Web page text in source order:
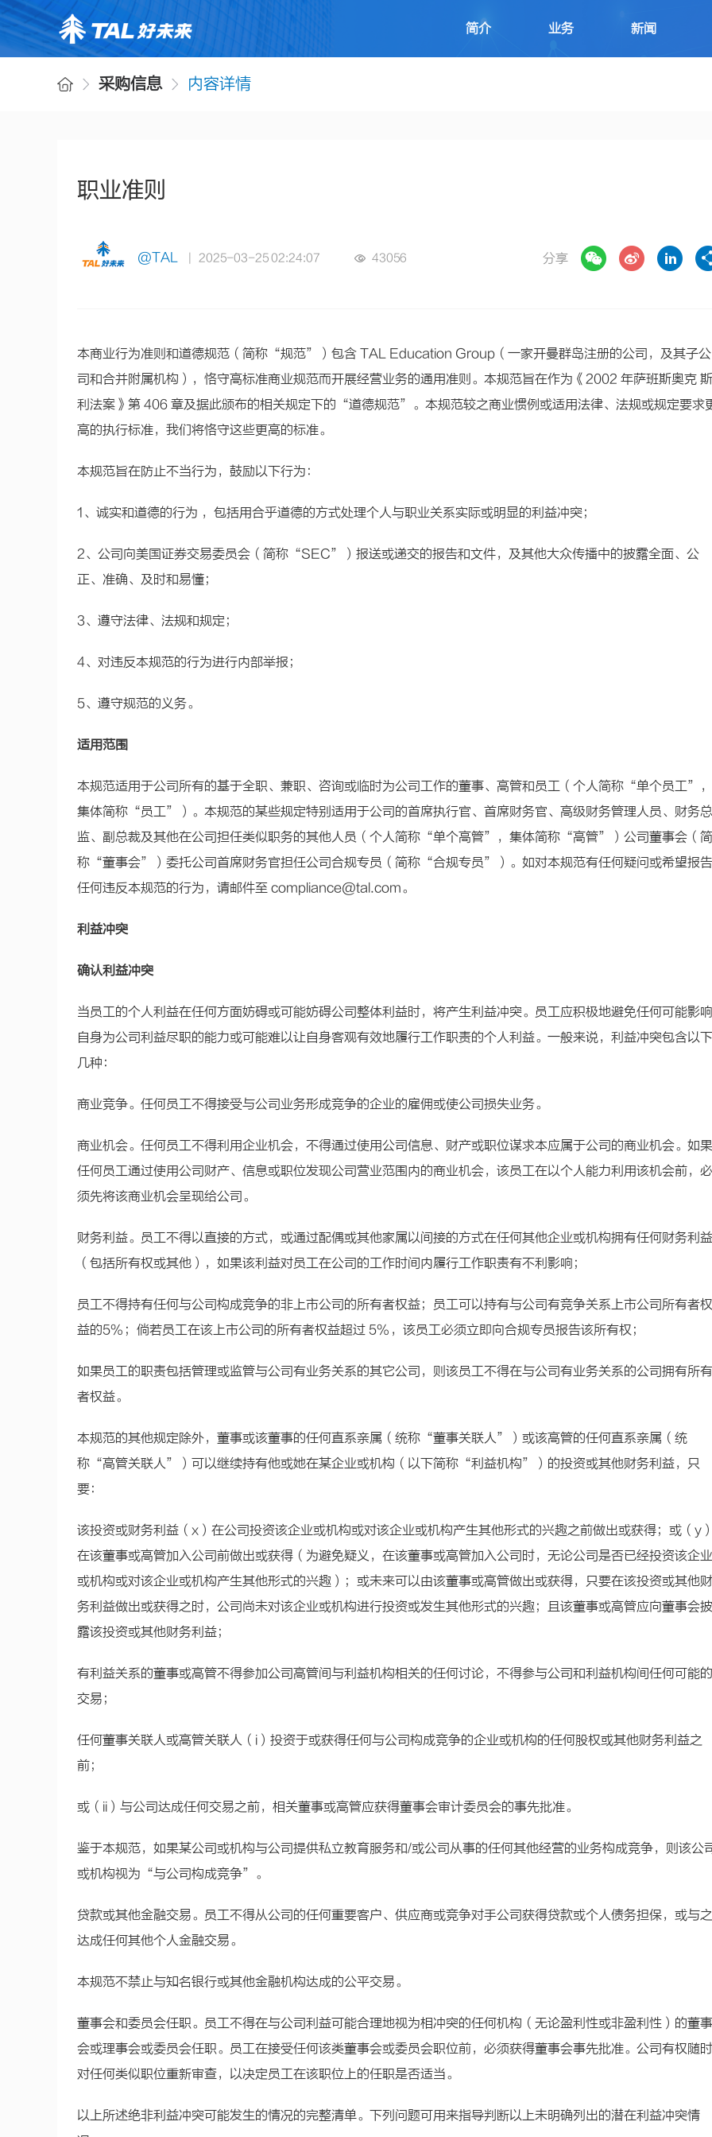
简介 业务 新闻
采购信息 内容详情
职业准则
@TAL | 2025-03-25 02:24:07 43056 分享
本商业行为准则和道德规范（简称“规范”）包含 TAL Education Group（一家开曼群岛注册的公司，及其子公
司和合并附属机构），恪守高标准商业规范而开展经营业务的通用准则。本规范旨在作为《2002 年萨班斯奥克 斯
利法案》第 406 章及据此颁布的相关规定下的“道德规范”。本规范较之商业惯例或适用法律、法规或规定要求
高的执行标准，我们将恪守这些更高的标准。
本规范旨在防止不当行为，鼓励以下行为：
1、诚实和道德的行为 ，包括用合乎道德的方式处理个人与职业关系实际或明显的利益冲突；
2、公司向美国证券交易委员会（简称“SEC”）报送或递交的报告和文件，及其他大众传播中的披露全面、公
正、准确、及时和易懂；
3、遵守法律、法规和规定；
4、对违反本规范的行为进行内部举报；
5、遵守规范的义务。
适用范围
本规范适用于公司所有的基于全职、兼职、咨询或临时为公司工作的董事、高管和员工（个人简称“单个员工”，
集体简称“员工”）。本规范的某些规定特别适用于公司的首席执行官、首席财务官、高级财务管理人员、财务总
监、副总裁及其他在公司担任类似职务的其他人员（个人简称“单个高管”，集体简称“高管”）公司董事会（简
称“董事会”）委托公司首席财务官担任公司合规专员（简称“合规专员”）。如对本规范有任何疑问或希望报告
任何违反本规范的行为，请邮件至 compliance@tal.com。
利益冲突
确认利益冲突
当员工的个人利益在任何方面妨碍或可能妨碍公司整体利益时，将产生利益冲突。员工应积极地避免任何可能影响
自身为公司利益尽职的能力或可能难以让自身客观有效地履行工作职责的个人利益。一般来说，利益冲突包含以下
几种：
商业竞争。任何员工不得接受与公司业务形成竞争的企业的雇佣或使公司损失业务。
商业机会。任何员工不得利用企业机会，不得通过使用公司信息、财产或职位谋求本应属于公司的商业机会。如果
任何员工通过使用公司财产、信息或职位发现公司营业范围内的商业机会，该员工在以个人能力利用该机会前，必
须先将该商业机会呈现给公司。
财务利益。员工不得以直接的方式，或通过配偶或其他家属以间接的方式在任何其他企业或机构拥有任何财务利益
（包括所有权或其他），如果该利益对员工在公司的工作时间内履行工作职责有不利影响；
员工不得持有任何与公司构成竞争的非上市公司的所有者权益；员工可以持有与公司有竞争关系上市公司所有者权
益的5%；倘若员工在该上市公司的所有者权益超过 5%，该员工必须立即向合规专员报告该所有权；
如果员工的职责包括管理或监管与公司有业务关系的其它公司，则该员工不得在与公司有业务关系的公司拥有所有
者权益。
本规范的其他规定除外，董事或该董事的任何直系亲属（统称“董事关联人”）或该高管的任何直系亲属（统
称“高管关联人”）可以继续持有他或她在某企业或机构（以下简称“利益机构”）的投资或其他财务利益，只
要：
该投资或财务利益（x）在公司投资该企业或机构或对该企业或机构产生其他形式的兴趣之前做出或获得；或（y）
在该董事或高管加入公司前做出或获得（为避免疑义，在该董事或高管加入公司时，无论公司是否已经投资该企业
或机构或对该企业或机构产生其他形式的兴趣）；或未来可以由该董事或高管做出或获得，只要在该投资或其他财
务利益做出或获得之时，公司尚未对该企业或机构进行投资或发生其他形式的兴趣；且该董事或高管应向董事会披
露该投资或其他财务利益；
有利益关系的董事或高管不得参加公司高管间与利益机构相关的任何讨论，不得参与公司和利益机构间任何可能的
交易；
任何董事关联人或高管关联人（i）投资于或获得任何与公司构成竞争的企业或机构的任何股权或其他财务利益之
前；
或（ii）与公司达成任何交易之前，相关董事或高管应获得董事会审计委员会的事先批准。
鉴于本规范，如果某公司或机构与公司提供私立教育服务和/或公司从事的任何其他经营的业务构成竞争，则该公
或机构视为“与公司构成竞争”。
贷款或其他金融交易。员工不得从公司的任何重要客户、供应商或竞争对手公司获得贷款或个人债务担保，或与之
达成任何其他个人金融交易。
本规范不禁止与知名银行或其他金融机构达成的公平交易。
董事会和委员会任职。员工不得在与公司利益可能合理地视为相冲突的任何机构（无论盈利性或非盈利性）的董事
会或理事会或委员会任职。员工在接受任何该类董事会或委员会职位前，必须获得董事会事先批准。公司有权随时
对任何类似职位重新审查，以决定员工在该职位上的任职是否适当。
以上所述绝非利益冲突可能发生的情况的完整清单。下列问题可用来指导判断以上未明确列出的潜在利益冲突情